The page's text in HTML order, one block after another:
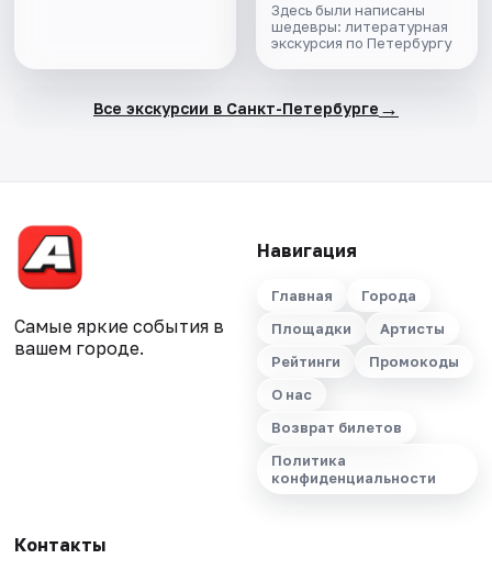
Здесь были написаны
шедевры: литературная
экскурсия по Петербургу
Все экскурсии в Санкт-Петербурге →
Самые яркие события в
вашем городе.
Навигация
Главная
Города
Площадки
Артисты
Рейтинги
Промокоды
О нас
Возврат билетов
Политика
конфиденциальности
Контакты